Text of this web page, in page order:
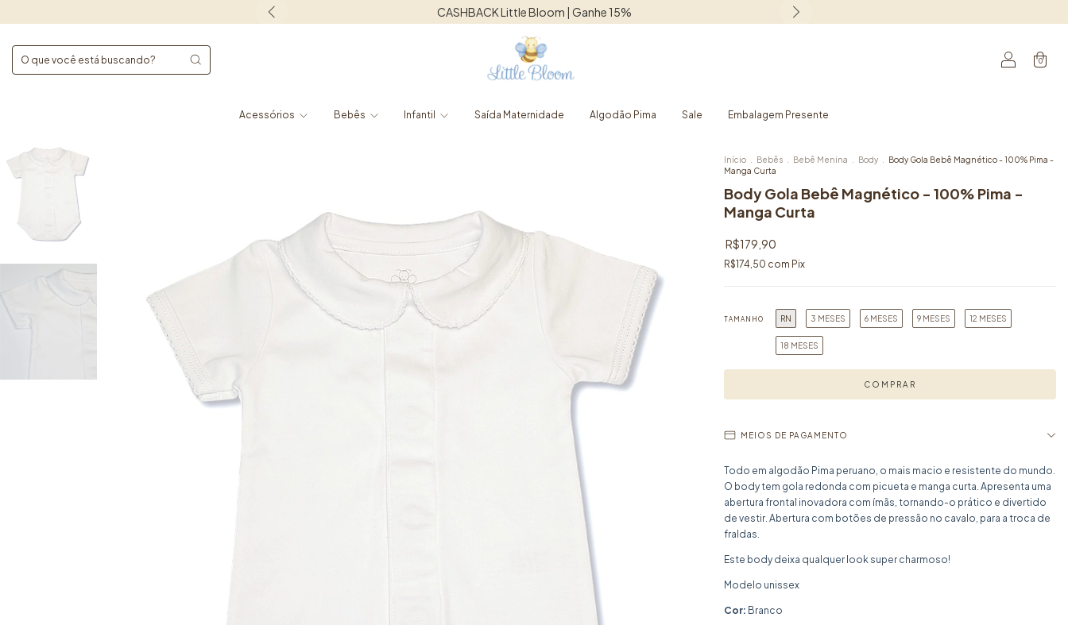
Frete grátis para o Sudeste acima de R$1250,00
0
Acessórios Bebês Infantil Saída Maternidade Algodão Pima Sale Embalagem Presente
Início Bebês Bebê Menina Body
Body Gola Bebê Magnético - 100% Pima -
Manga Curta
Body Gola Bebê Magnético - 100% Pima -
Manga Curta
R$179,90
R$174,50 com Pix
TAMANHO RN 3 MESES 6 MESES 9 MESES 12 MESES
18 MESES
MEIOS DE PAGAMENTO
Todo em algodão Pima peruano, o mais macio e resistente do mundo.
O body tem gola redonda com picueta e manga curta. Apresenta uma
abertura frontal inovadora com ímãs, tornando-o prático e divertido
de vestir. Abertura com botões de pressão no cavalo, para a troca de
fraldas.
Este body deixa qualquer look super charmoso!
Modelo unissex
Cor: Branco